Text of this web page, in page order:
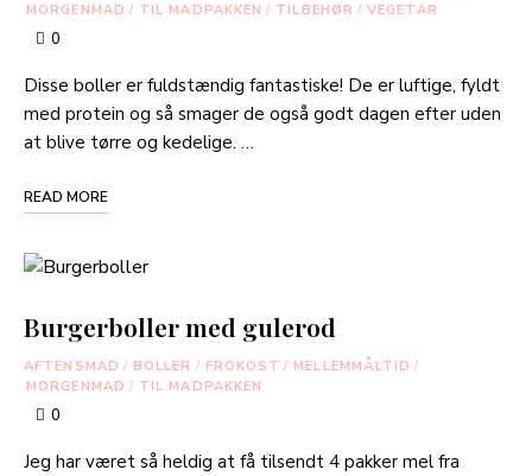
MORGENMAD / TIL MADPAKKEN / TILBEHØR / VEGETAR
0
Disse boller er fuldstændig fantastiske! De er luftige, fyldt
med protein og så smager de også godt dagen efter uden
at blive tørre og kedelige. …
READ MORE
Burgerboller med gulerod
AFTENSMAD / BOLLER / FROKOST / MELLEMMÅLTID /
MORGENMAD / TIL MADPAKKEN
0
Jeg har været så heldig at få tilsendt 4 pakker mel fra